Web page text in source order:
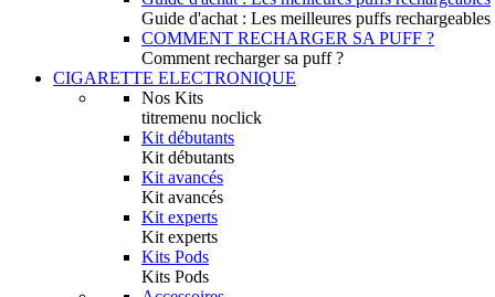
Guide d'achat : Les meilleures puffs rechargeables
COMMENT RECHARGER SA PUFF ?
Comment recharger sa puff ?
CIGARETTE ELECTRONIQUE
Nos Kits
titremenu noclick
Kit débutants
Kit débutants
Kit avancés
Kit avancés
Kit experts
Kit experts
Kits Pods
Kits Pods